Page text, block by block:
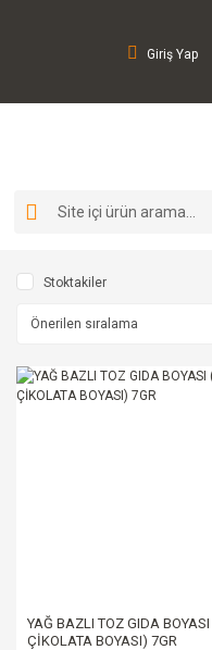
Giriş Yap
Stoktakiler
YAĞ BAZLI TOZ GIDA BOYASI
ÇİKOLATA BOYASI) 7GR